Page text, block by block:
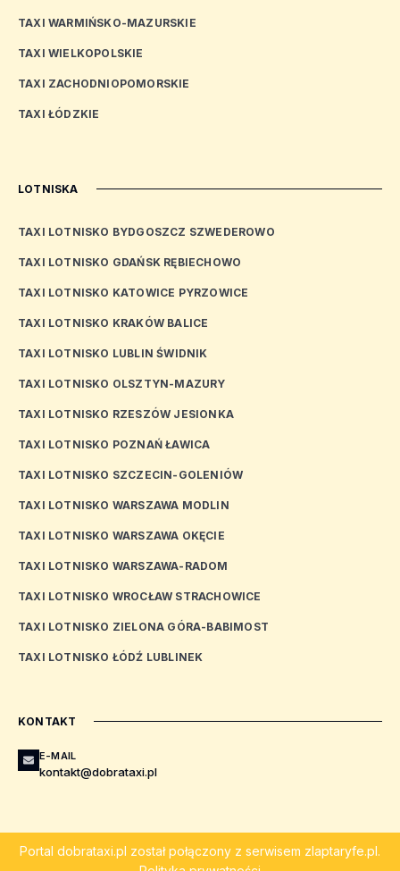
TAXI WARMIŃSKO-MAZURSKIE
TAXI WIELKOPOLSKIE
TAXI ZACHODNIOPOMORSKIE
TAXI ŁÓDZKIE
LOTNISKA
TAXI LOTNISKO BYDGOSZCZ SZWEDEROWO
TAXI LOTNISKO GDAŃSK RĘBIECHOWO
TAXI LOTNISKO KATOWICE PYRZOWICE
TAXI LOTNISKO KRAKÓW BALICE
TAXI LOTNISKO LUBLIN ŚWIDNIK
TAXI LOTNISKO OLSZTYN-MAZURY
TAXI LOTNISKO RZESZÓW JESIONKA
TAXI LOTNISKO POZNAŃ ŁAWICA
TAXI LOTNISKO SZCZECIN-GOLENIÓW
TAXI LOTNISKO WARSZAWA MODLIN
TAXI LOTNISKO WARSZAWA OKĘCIE
TAXI LOTNISKO WARSZAWA-RADOM
TAXI LOTNISKO WROCŁAW STRACHOWICE
TAXI LOTNISKO ZIELONA GÓRA-BABIMOST
TAXI LOTNISKO ŁÓDŹ LUBLINEK
KONTAKT
E-MAIL
kontakt@dobrataxi.pl
Portal dobrataxi.pl został połączony z serwisem zlaptaryfe.pl.